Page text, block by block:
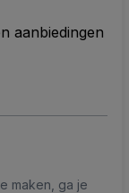
aanbiedingen
maken, ga je